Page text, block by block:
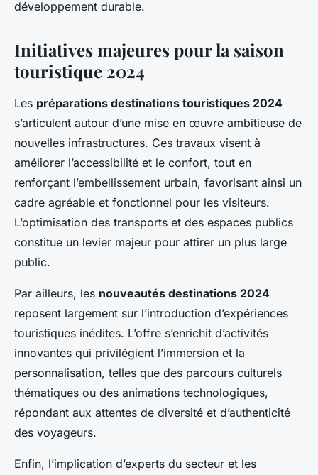
développement durable.
Initiatives majeures pour la saison
touristique 2024
Les préparations destinations touristiques 2024
s’articulent autour d’une mise en œuvre ambitieuse de
nouvelles infrastructures. Ces travaux visent à
améliorer l’accessibilité et le confort, tout en
renforçant l’embellissement urbain, favorisant ainsi un
cadre agréable et fonctionnel pour les visiteurs.
L’optimisation des transports et des espaces publics
constitue un levier majeur pour attirer un plus large
public.
Par ailleurs, les nouveautés destinations 2024
reposent largement sur l’introduction d’expériences
touristiques inédites. L’offre s’enrichit d’activités
innovantes qui privilégient l’immersion et la
personnalisation, telles que des parcours culturels
thématiques ou des animations technologiques,
répondant aux attentes de diversité et d’authenticité
des voyageurs.
Enfin, l’implication d’experts du secteur et les